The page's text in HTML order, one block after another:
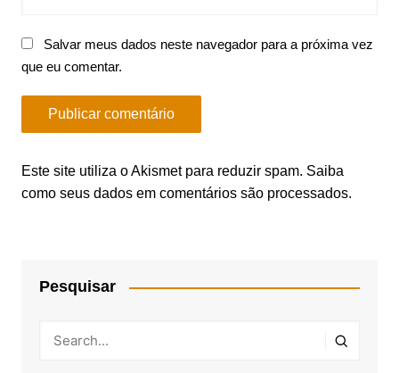
Salvar meus dados neste navegador para a próxima vez
que eu comentar.
Este site utiliza o Akismet para reduzir spam. Saiba
como seus dados em comentários são processados.
Pesquisar